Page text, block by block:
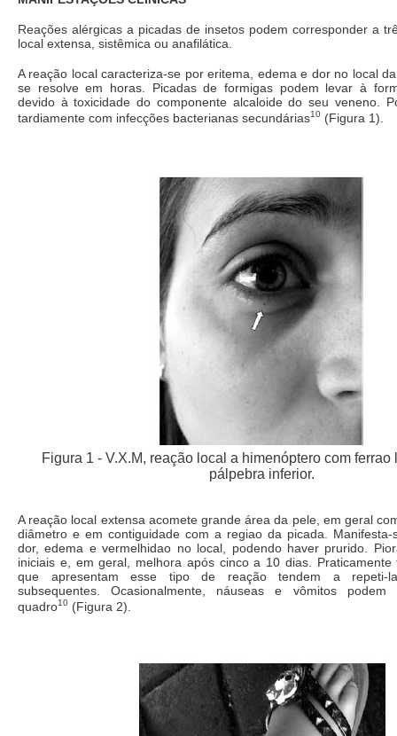
Reações alérgicas a picadas de insetos podem corresponder a
local extensa, sistêmica ou anafilática.
A reação local caracteriza-se por eritema, edema e dor no local
se resolve em horas. Picadas de formigas podem levar à
devido à toxicidade do componente alcaloide do seu veneno.
tardiamente com infecções bacterianas secundárias10 (Figura 1).
Figura 1 - V.X.M, reação local a himenóptero com ferrao
pálpebra inferior.
A reação local extensa acomete grande área da pele, em geral
diâmetro e em contiguidade com a regiao da picada. Manifesta-
dor, edema e vermelhidao no local, podendo haver prurido.
iniciais e, em geral, melhora após cinco a 10 dias. Praticamente
que apresentam esse tipo de reação tendem a repeti-
subsequentes. Ocasionalmente, náuseas e vômitos podem
quadro10 (Figura 2).